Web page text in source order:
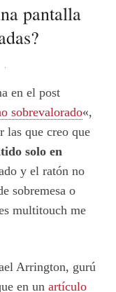
pantalla
·
en el post
sobrevalorado«,
las que creo que
solo en
y el ratón no
sobremesa o
multitouch me
Arrington, gurú
en un artículo